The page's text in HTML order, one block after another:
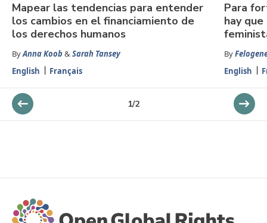
Mapear las tendencias para entender
los cambios en el financiamiento de
los derechos humanos
ByAnna Koob&Sarah Tansey
English
Français
Para
hay
By
English
1/2